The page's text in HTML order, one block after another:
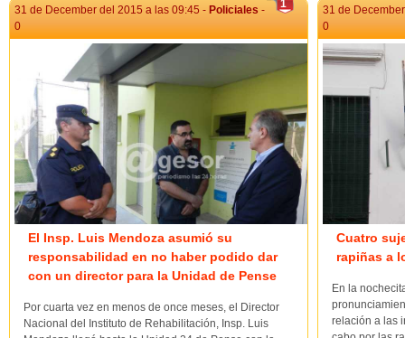
1
31 de December del 2015 a las 09:45 - Policiales -
0
El Insp. Luis Mendoza asumió su
responsabilidad en no haber podido dar
con un director para la Unidad de Pense
Por cuarta vez en menos de once meses, el Director
Nacional del Instituto de Rehabilitación, Insp. Luis
31 de
0
Cuatro
rapiñas a
En la
relación a las